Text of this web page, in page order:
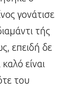
γονάτισε
τής
επειδή δε
είναι
του